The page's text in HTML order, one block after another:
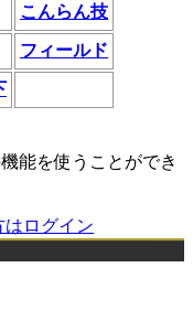
こんらん技
フィールド
能を使うことができ
はログイン